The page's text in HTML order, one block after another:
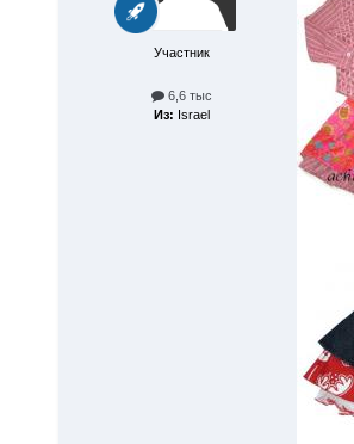
Участник
6,6 тыс
Из: Israel